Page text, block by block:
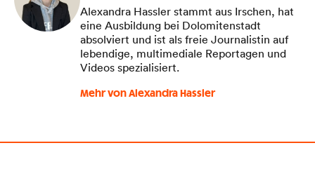
Alexandra Hassler stammt aus Irschen, hat
eine Ausbildung bei Dolomitenstadt
absolviert und ist als freie Journalistin auf
lebendige, multimediale Reportagen und
Videos spezialisiert.
Mehr von Alexandra Hassler